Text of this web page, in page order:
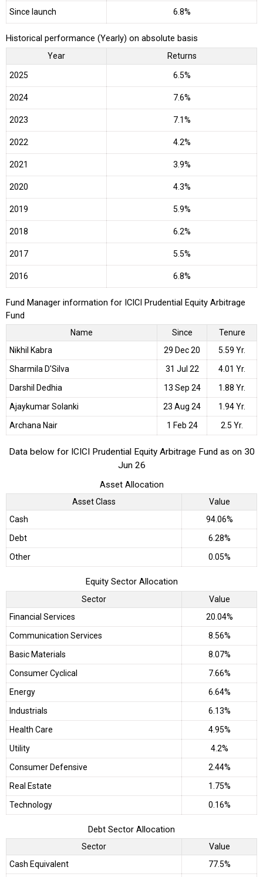
Since launch 6.8%
Historical performance (Yearly) on absolute basis
Year Returns
2025 6.5%
2024 7.6%
2023 7.1%
2022 4.2%
2021 3.9%
2020 4.3%
2019 5.9%
2018 6.2%
2017 5.5%
2016 6.8%
Fund Manager information for ICICI Prudential Equity Arbitrage
Fund
Name Since
Tenure
Nikhil Kabra
29 Dec 20
5.59 Yr.
Sharmila D'Silva
31 Jul 22
4.01 Yr.
Darshil Dedhia
13 Sep 24
1.88 Yr.
Ajaykumar Solanki
23 Aug 24
1.94 Yr.
Archana Nair
1 Feb 24 2.5 Yr.
Data below for ICICI Prudential Equity Arbitrage Fund as on 30
Jun 26
Asset Allocation
Asset Class
Value
Cash
94.06%
Debt
6.28%
Other
0.05%
Equity Sector Allocation
Sector
Value
Financial Services
20.04%
Communication Services
8.56%
Basic Materials
8.07%
Consumer Cyclical
7.66%
Energy
6.64%
Industrials
6.13%
Health Care
4.95%
Utility
4.2%
Consumer Defensive
2.44%
Real Estate
1.75%
Technology
0.16%
Debt Sector Allocation
Sector
Value
Cash Equivalent
77.5%